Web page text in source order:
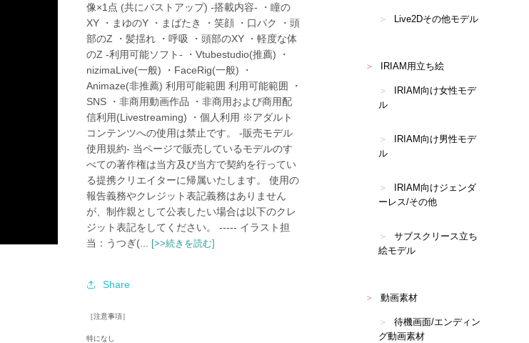
Live2Dその他モデル
IRIAM用立ち絵
IRIAM向け女性モデ
ル
IRIAM向け男性モデ
ル
IRIAM向けジェンダ
ーレス/その他
サブスクリース立ち
絵モデル
動画素材
待機画面/エンディン
グ動画素材
像×1点 (共にバストアップ) -搭載内容- ・瞳の
XY ・まゆのY ・まばたき ・笑顔 ・口パク ・頭
部のZ ・髪揺れ ・呼吸 ・頭部のXY ・軽度な体
のZ -利用可能ソフト- ・Vtubestudio(推薦) ・
nizimaLive(一般) ・FaceRig(一般) ・
Animaze(非推薦) 利用可能範囲 利用可能範囲 ・
SNS ・非商用動画作品 ・非商用および商用配
信利用(Livestreaming) ・個人利用 ※アダルト
コンテンツへの使用は禁止です。 -販売モデル
使用規約- 当ページで販売しているモデルのす
べての著作権は当方及び当方で契約を行ってい
る提携クリエイターに帰属いたします。 使用の
報告義務やクレジット表記義務はありません
が、制作親として公表したい場合は以下のクレ
ジット表記をしてください。 ----- イラスト担
当：うつぎ(...
[>>続きを読む]
Share
［注意事項］
特になし